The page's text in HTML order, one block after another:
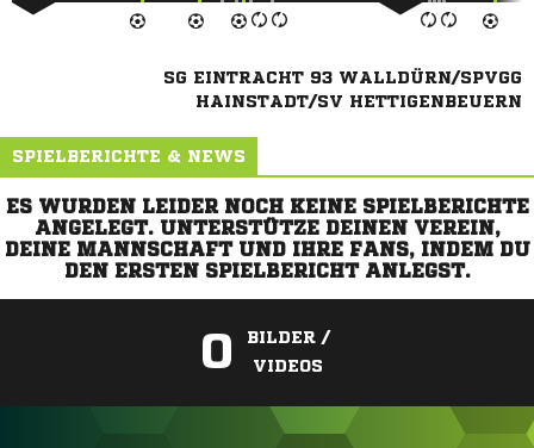
SG EINTRACHT 93 WALLDÜRN/SPVGG
HAINSTADT/SV HETTIGENBEUERN
SPIELBERICHTE & NEWS
ES WURDEN LEIDER NOCH KEINE SPIELBERICHTE
ANGELEGT. UNTERSTÜTZE DEINEN VEREIN,
DEINE MANNSCHAFT UND IHRE FANS, INDEM DU
DEN ERSTEN SPIELBERICHT ANLEGST.
0
BILDER /
VIDEOS